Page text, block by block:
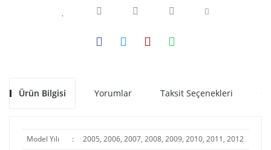
Ürün Bilgisi Yorumlar Taksit Seçenekleri
Model Yılı :
2005, 2006, 2007, 2008, 2009, 2010, 2011, 2012